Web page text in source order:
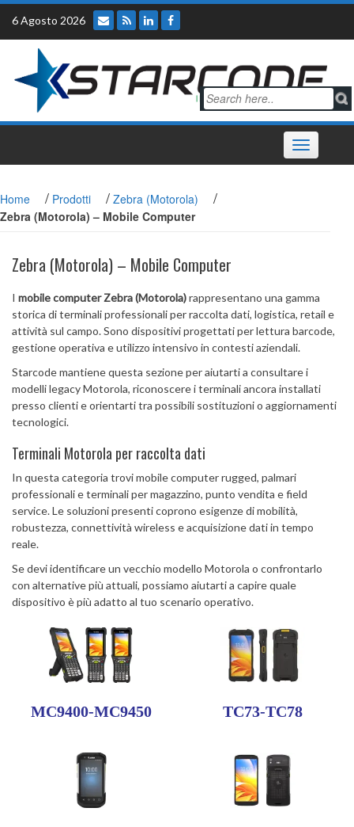
Skip
content
6 Agosto 2026
Toggle
navigation
Home / Prodotti / Zebra (Motorola) /
Zebra (Motorola) – Mobile Computer
Zebra (Motorola) – Mobile Computer
I mobile computer Zebra (Motorola)rappresentano una gamma
storica di terminali professionali per raccolta dati, logistica, retail e
attività sul campo. Sono dispositivi progettati per lettura barcode,
gestione operativa e utilizzo intensivo in contesti aziendali.
Starcode mantiene questa sezione per aiutarti a consultare i
modelli legacy Motorola, riconoscere i terminali ancora installati
presso clienti e orientarti tra possibili sostituzioni o aggiornamenti
tecnologici.
Terminali Motorola per raccolta dati
In questa categoria trovi mobile computer rugged, palmari
professionali e terminali per magazzino, punto vendita e field
service. Le soluzioni presenti coprono esigenze di mobilità,
robustezza, connettività wireless e acquisizione dati in tempo
reale.
Se devi identificare un vecchio modello Motorola o confrontarlo
con alternative più attuali, possiamo aiutarti a capire quale
dispositivo è più adatto al tuo scenario operativo.
MC9400-MC9450 TC73-TC78